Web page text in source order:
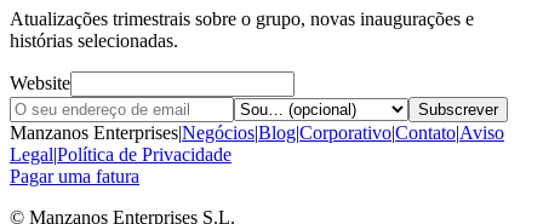
Atualizações trimestrais sobre o grupo, novas inaugurações e
histórias selecionadas.
Website
Subscrever
Manzanos Enterprises|Negócios|Blog|Corporativo|Contato|Aviso
Legal|Política de Privacidade
Pagar uma fatura
© Manzanos Enterprises S.L.